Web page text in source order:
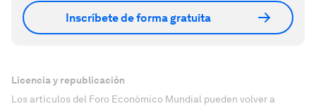
Inscríbete de forma gratuita
Licencia y republicación
Los artículos del Foro Económico Mundial pueden volver a